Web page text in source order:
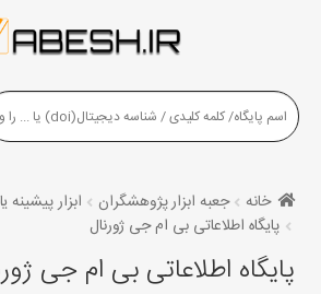
خانه جعبه ابزار پژوهشگران
ابزار
پایگاه اطلاعاتی بی ام جی ژورنال
پایگاه اطلاعاتی بی ام جی